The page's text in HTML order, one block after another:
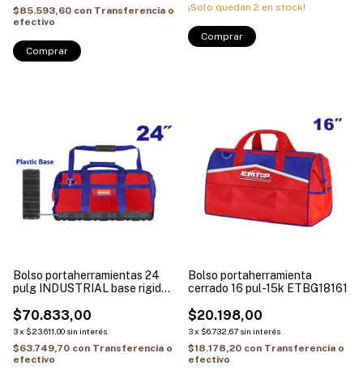
$85.593,60 con Transferencia o
efectivo
¡Solo quedan 2 en stock!
Bolso portaherramientas 24
pulg INDUSTRIAL base rigida
$70.833,00
3x $23.611,00 sin interés
$63.749,70 con Transferencia o
efectivo
Bolso portaherramienta
cerrado 16 pul-15k ETBG18161
$20.198,00
3x $6.732,67 sin interés
$18.178,20 con Transferencia o
efectivo